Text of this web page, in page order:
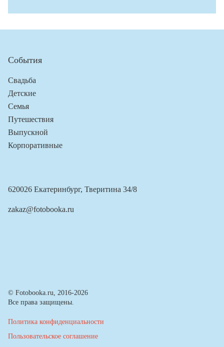
События
Свадьба
Детские
Семья
Путешествия
Выпускной
Корпоративные
620026 Екатеринбург, Тверитина 34/8
zakaz@fotobooka.ru
© Fotobooka.ru, 2016-2026
Все права защищены.
Политика конфиденциальности
Пользовательское соглашение